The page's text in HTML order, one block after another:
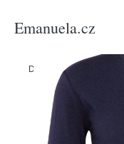
Emanuela.cz
Domů Produkty